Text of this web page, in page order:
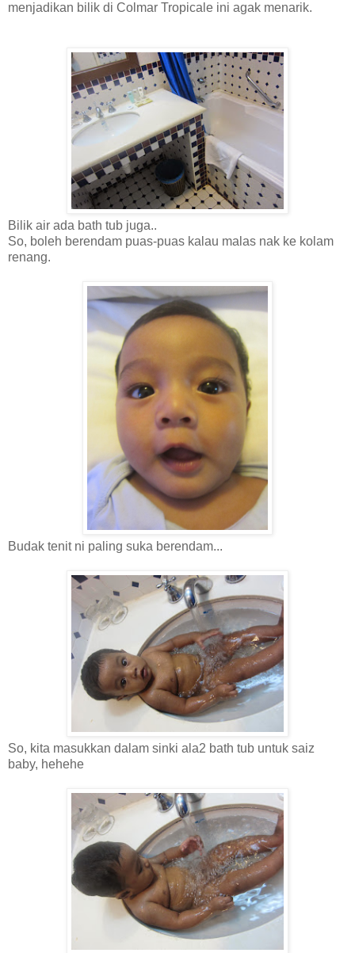
menjadikan bilik di Colmar Tropicale ini agak menarik.
Bilik air ada bath tub juga..
So, boleh berendam puas-puas kalau malas nak ke kolam
renang.
Budak tenit ni paling suka berendam...
So, kita masukkan dalam sinki ala2 bath tub untuk saiz
baby, hehehe